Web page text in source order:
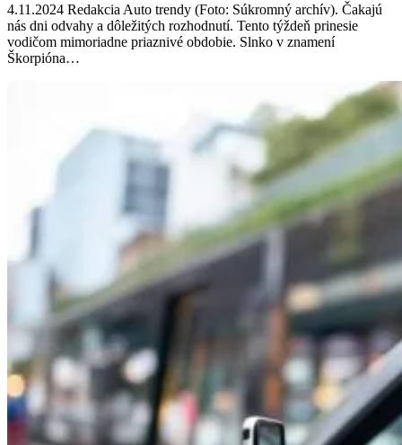
4.11.2024 Redakcia Auto trendy (Foto: Súkromný archív). Čakajú
nás dni odvahy a dôležitých rozhodnutí. Tento týždeň prinesie
vodičom mimoriadne priaznivé obdobie. Slnko v znamení
Škorpióna…